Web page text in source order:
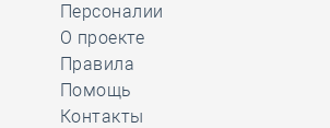
Персоналии
О проекте
Правила
Помощь
Контакты